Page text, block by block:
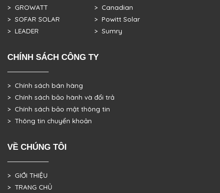
> GROWATT
> SOFAR SOLAR
> LEADER
> Canadian
> Powitt Solar
> Sumry
CHÍNH SÁCH CÔNG TY
> Chính sách bán hàng
> Chính sách bảo hành và đổi trả
> Chính sách bảo mật thông tin
> Thông tin chuyển khoản
VỀ CHÚNG TÔI
> GIỚI THIỆU
> TRANG CHỦ